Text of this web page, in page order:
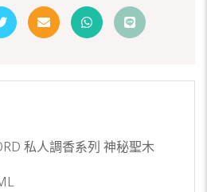
私人調香系列 神秘聖木